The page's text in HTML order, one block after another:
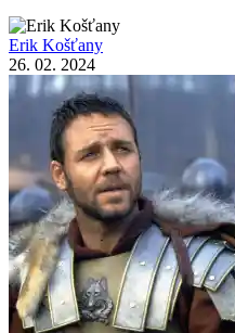
Erik Košťany
26. 02. 2024